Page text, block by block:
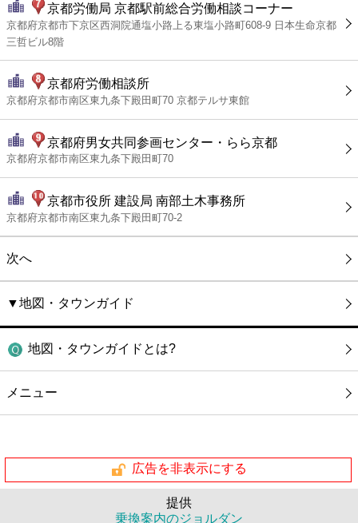
京都労働局 京都駅前総合労働相談コーナー
京都府京都市下京区西洞院通塩小路上る東塩小路町608-9 日本生命京都
三哲ビル8階
京都府労働相談所
京都府京都市南区東九条下殿田町70 京都テルサ東館
京都府男女共同参画センター・らら京都
京都府京都市南区東九条下殿田町70
京都市役所 建設局 南部土木事務所
京都府京都市南区東九条下殿田町70-2
次へ
▼地図・タウンガイド
地図・タウンガイドとは?
メニュー
広告を非表示にする
提供
乗換案内のジョルダン